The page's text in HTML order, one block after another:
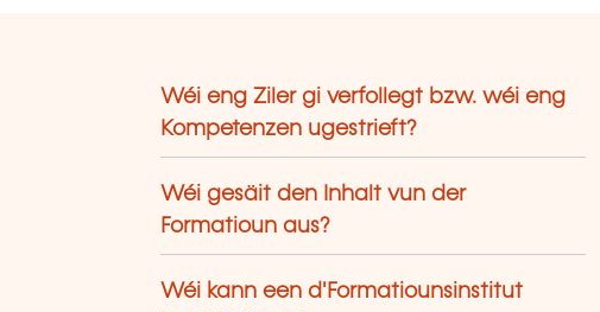
Wéi eng Ziler gi verfollegt bzw. wéi eng
Kompetenzen ugestrieft?
Wéi gesäit den Inhalt vun der
Formatioun aus?
Wéi kann een d'Formatiounsinstitut